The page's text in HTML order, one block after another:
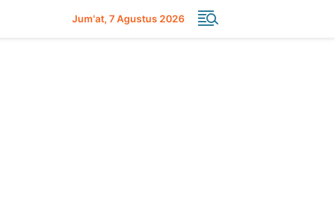
Jum'at 7 Agustus 2026